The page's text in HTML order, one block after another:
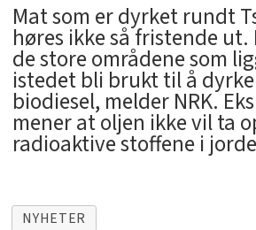
Mat som er dyrket rundt
høres ikke så fristende ut.
de store områdene som
istedet bli brukt til å
biodiesel, melder NRK.
mener at oljen ikke vil ta
radioaktive stoffene i
NYHETER